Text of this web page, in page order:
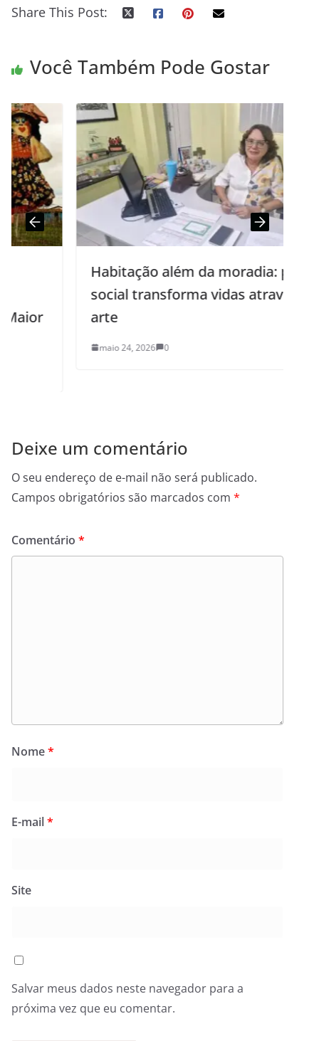
Share This Post:
Você Também Pode Gostar
Habitação além da moradia: projeto
social transforma vidas através da
arte
maio 24, 2026 0
Deixe um comentário
O seu endereço de e-mail não será publicado.
Campos obrigatórios são marcados com *
Comentário *
Nome*
E-mail*
Site
Salvar meus dados neste navegador para a
próxima vez que eu comentar.